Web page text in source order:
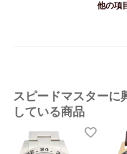
他の項
スピードマスターに
している商品